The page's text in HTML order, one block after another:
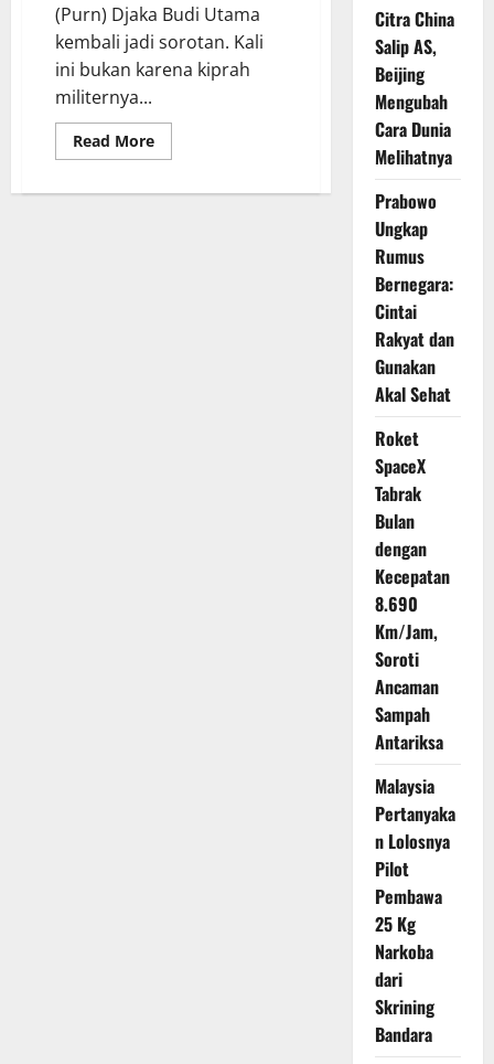
(Purn) Djaka Budi Utama
kembali jadi sorotan. Kali
ini bukan karena kiprah
militernya...
Read MoreRead
more
Djaka
Citra China
Salip AS,
Beijing
Mengubah
Cara Dunia
Melihatnya
Prabowo
Ungkap
Rumus
Bernegara:
Cintai
Rakyat dan
Gunakan
Akal Sehat
Roket
SpaceX
Tabrak
Bulan
dengan
Kecepatan
8.690
Km/Jam,
Soroti
Ancaman
Sampah
Antariksa
Malaysia
Pertanyaka
n Lolosnya
Pilot
Pembawa
25 Kg
Narkoba
dari
Skrining
Bandara